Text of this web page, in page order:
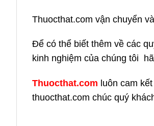
Thuocthat.com vận chuyển
Để có thể biết thêm về các
kinh nghiệm của chúng tôi
Thuocthat.com luôn cam
thuocthat.com chúc quý